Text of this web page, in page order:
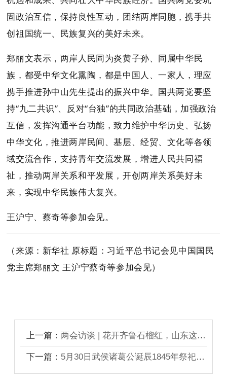
固政治互信，保持良性互动，团结两岸同胞，携手共
创祖国统一、民族复兴的美好未来。
郑丽文表示，两岸人民同为炎黄子孙、同属中华民
族，都受中华文化熏陶，都是中国人、一家人，理应
携手推进孙中山先生提出的振兴中华。国共两党要坚
持“九二共识”、反对“台独”的共同政治基础，加强政治
互信，发挥沟通平台功能，致力维护中华历史、弘扬
中华文化，推进两岸民间、基层、经贸、文化等各领
域交流合作，支持青年交流发展，增进人民共同福
祉，推动两岸关系和平发展，开创两岸关系美好未
来，实现中华民族伟大复兴。
王沪宁、蔡奇等参加会见。
（来源：新华社 原标题： 习近平总书记会见中国国民
党主席郑丽文 王沪宁蔡奇等参加会见）
上一篇：两会访谈 | 花开齐鲁石榴红，山东这样铸牢中华民族共同体意识
下一篇： 5月30日武侯诸葛公诞辰1845年祭祀大典隆重举行